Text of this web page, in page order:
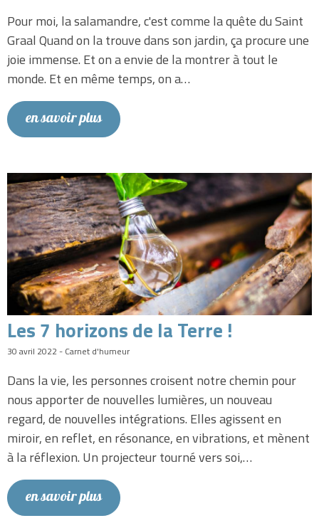
Pour moi, la salamandre, c'est comme la quête du Saint
Graal Quand on la trouve dans son jardin, ça procure une
joie immense. Et on a envie de la montrer à tout le
monde. Et en même temps, on a…
en savoir plus
Les 7 horizons de la Terre !
30 avril 2022 - Carnet d'humeur
Dans la vie, les personnes croisent notre chemin pour
nous apporter de nouvelles lumières, un nouveau
regard, de nouvelles intégrations. Elles agissent en
miroir, en reflet, en résonance, en vibrations, et mènent
à la réflexion. Un projecteur tourné vers soi,…
en savoir plus